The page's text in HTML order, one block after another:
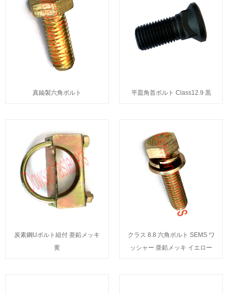
真鍮製六角ボルト 平皿角首ボルト Class12.9 黒
炭素鋼Uボルト組付 亜鉛メッキ
黄
クラス 8.8 六角ボルト SEMS ワ
ッシャー 亜鉛メッキ イエロー